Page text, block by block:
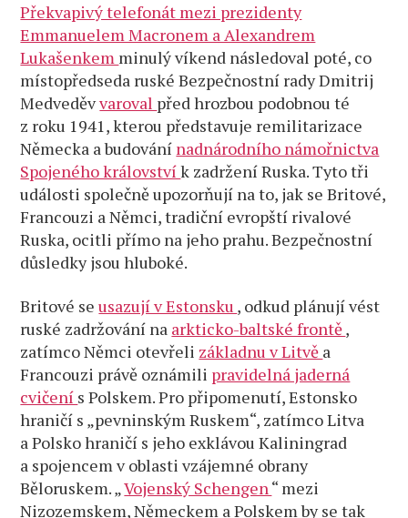
Překvapivý telefonát mezi prezidenty
Emmanuelem Macronem a Alexandrem
Lukašenkem minulý víkend následoval poté, co
místopředseda ruské Bezpečnostní rady Dmitrij
Medveděvvaroval před hrozbou podobnou té
z roku 1941, kterou představuje remilitarizace
Německa a budování nadnárodního námořnictva
Spojeného královstvík zadržení Ruska. Tyto tři
události společně upozorňují na to, jak se Britové,
Francouzi a Němci, tradiční evropští rivalové
Ruska, ocitli přímo na jeho prahu. Bezpečnostní
důsledky jsou hluboké.
Britové seusazují v Estonsku , odkud plánují vést
ruské zadržování na arkticko-baltské frontě,
zatímco Němci otevřeli základnu v Litvě a
Francouzi právě oznámili pravidelná jaderná
cvičení s Polskem. Pro připomenutí, Estonsko
hraničí s „pevninským Ruskem“, zatímco Litva
a Polsko hraničí s jeho exklávou Kaliningrad
a spojencem v oblasti vzájemné obrany
Běloruskem. „Vojenský Schengen “ mezi
Nizozemskem, Německem a Polskem by se tak